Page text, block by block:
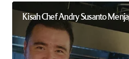
Kisah Chef Andry Susanto